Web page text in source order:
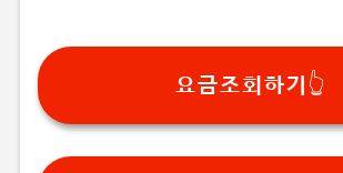
요금조회하기👆